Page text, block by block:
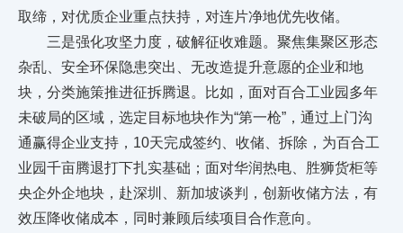
取缔，对优质企业重点扶持，对连片净地优先收储。
三是强化攻坚力度，破解征收难题。聚焦集聚区形态
杂乱、安全环保隐患突出、无改造提升意愿的企业和地
块，分类施策推进征拆腾退。比如，面对百合工业园多年
未破局的区域，选定目标地块作为“第一枪”，通过上门沟
通赢得企业支持，10天完成签约、收储、拆除，为百合工
业园千亩腾退打下扎实基础；面对华润热电、胜狮货柜等
央企外企地块，赴深圳、新加坡谈判，创新收储方法，有
效压降收储成本，同时兼顾后续项目合作意向。